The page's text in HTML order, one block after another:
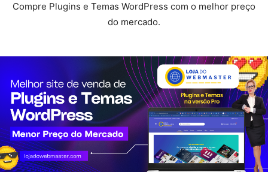
Compre Plugins e Temas WordPress com o melhor preço
do mercado.